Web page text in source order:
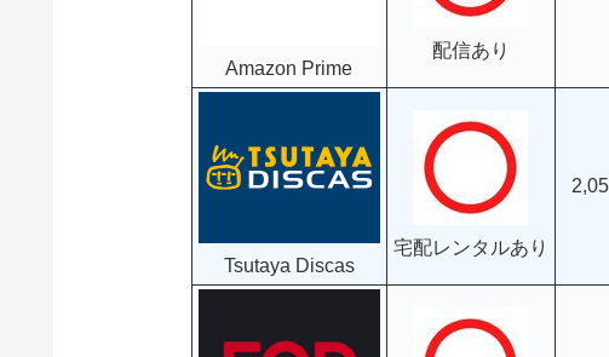
Amazon Prime
配信あり
Tsutaya Discas
宅配レンタルあり